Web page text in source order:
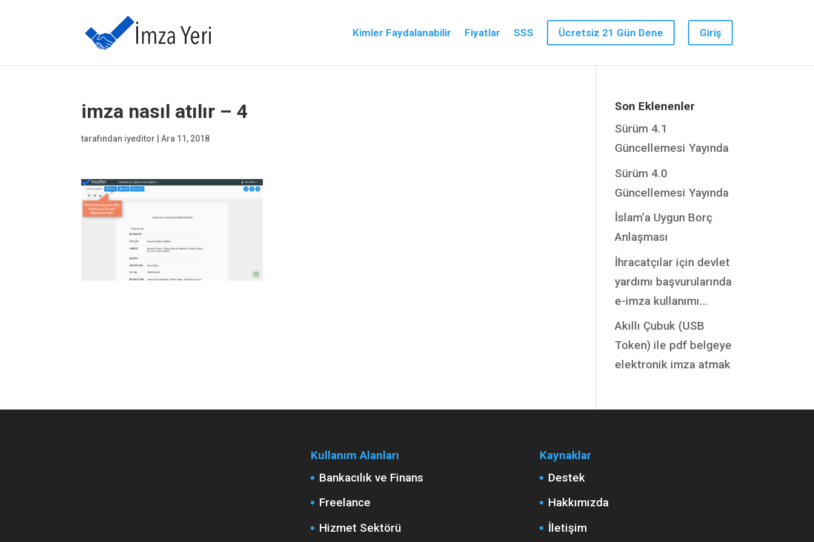
Kimler Faydalanabilir Fiyatlar SSS Ücretsiz 21 Gün Dene Giriş
imza nasıl atılır – 4
tarafından iyeditor |Ara 11, 2018
Son Eklenenler
Sürüm 4.1
Güncellemesi Yayında
Sürüm 4.0
Güncellemesi Yayında
İslam’a Uygun Borç
Anlaşması
İhracatçılar için devlet
yardımı başvurularında
e-imza kullanımı…
Akıllı Çubuk (USB
Token) ile pdf belgeye
elektronik imza atmak
Kullanım Alanları
Bankacılık ve Finans
Freelance
Hizmet Sektörü
Kaynaklar
Destek
Hakkımızda
İletişim